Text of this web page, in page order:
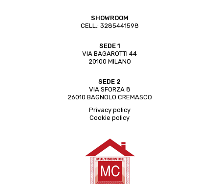
SHOWROOM
CELL.: 3285441598
SEDE 1
VIA BAGAROTTI 44
20100 MILANO
SEDE 2
VIA SFORZA 8
26010 BAGNOLO CREMASCO
Privacy policy
Cookie policy